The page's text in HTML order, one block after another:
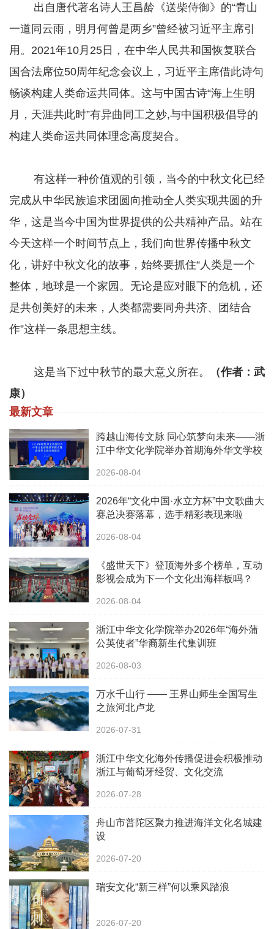
出自唐代著名诗人王昌龄《送柴侍御》的“青山
一道同云雨，明月何曾是两乡”曾经被习近平主席引
用。2021年10月25日，在中华人民共和国恢复联合
国合法席位50周年纪念会议上，习近平主席借此诗句
畅谈构建人类命运共同体。这与中国古诗“海上生明
月，天涯共此时”有异曲同工之妙,与中国积极倡导的
构建人类命运共同体理念高度契合。
有这样一种价值观的引领，当今的中秋文化已经
完成从中华民族追求团圆向推动全人类实现共圆的升
华，这是当今中国为世界提供的公共精神产品。站在
今天这样一个时间节点上，我们向世界传播中秋文
化，讲好中秋文化的故事，始终要抓住“人类是一个
整体，地球是一个家园。无论是应对眼下的危机，还
是共创美好的未来，人类都需要同舟共济、团结合
作”这样一条思想主线。
这是当下过中秋节的最大意义所在。
（作者：武
康）
最新文章
跨越山海传文脉 同心筑梦向未来——浙
江中华文化学院举办首期海外华文学校
2026-08-04
2026年“文化中国·水立方杯”中文歌曲大
赛总决赛落幕，选手精彩表现来啦
2026-08-04
《盛世天下》登顶海外多个榜单，互动
影视会成为下一个文化出海样板吗？
2026-08-04
浙江中华文化学院举办2026年“海外蒲
公英使者”华裔新生代集训班
2026-08-03
万水千山行 —— 王界山师生全国写生
之旅河北卢龙
2026-07-31
浙江中华文化海外传播促进会积极推动
浙江与葡萄牙经贸、文化交流
2026-07-28
舟山市普陀区聚力推进海洋文化名城建
设
2026-07-20
瑞安文化“新三样”何以乘风踏浪
2026-07-20